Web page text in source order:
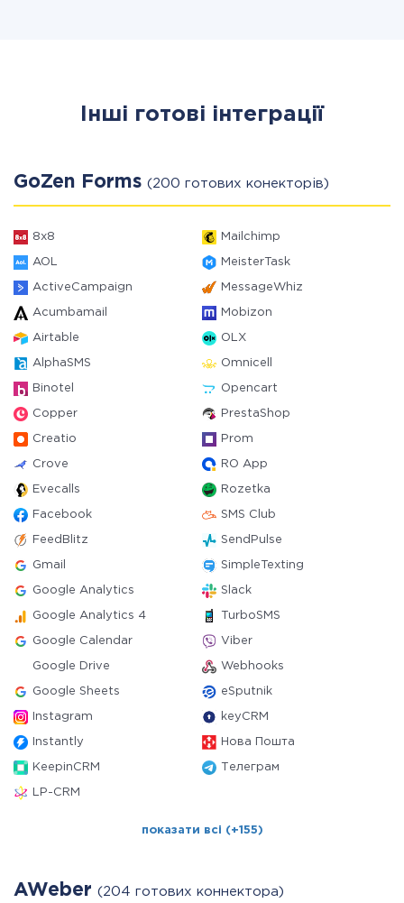
Інші готові інтеграції
GoZen Forms (200 готових конекторів)
8x8 Mailchimp
AOL MeisterTask
ActiveCampaign MessageWhiz
Acumbamail Mobizon
Airtable OLX
AlphaSMS Omnicell
Binotel Opencart
Copper PrestaShop
Creatio Prom
Crove RO App
Evecalls Rozetka
Facebook SMS Club
FeedBlitz SendPulse
Gmail SimpleTexting
Google Analytics Slack
Google Analytics 4 TurboSMS
Google Calendar Viber
Google Drive Webhooks
Google Sheets eSputnik
Instagram keyCRM
Instantly Нова Пошта
KeepinCRM Телеграм
LP-CRM
показати всі (+155)
AWeber (204 готових коннектора)